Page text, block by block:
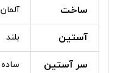
ساخت آلمان
آستین بلند
سر آستین ساده